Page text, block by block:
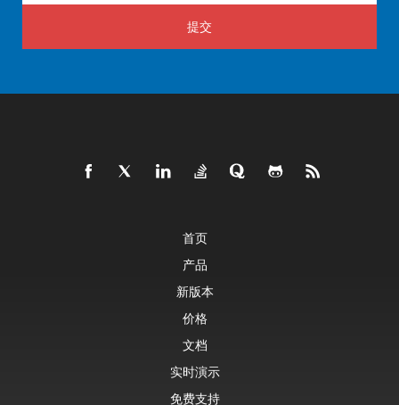
提交
首页
产品
新版本
价格
文档
实时演示
免费支持